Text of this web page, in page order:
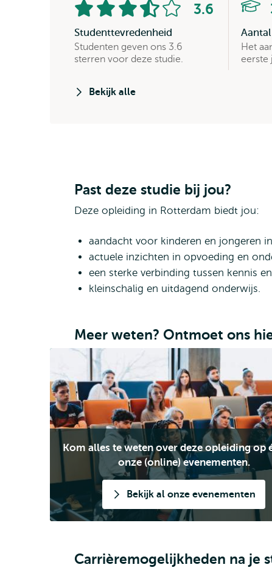
Aantal
sterren:
3.6
van
5
Studenttevredenheid
Studenten geven ons 3.6
sterren voor deze studie.
Het
eerste
Bekijk alle
Past deze studie bij jou?
Deze opleiding in Rotterdam biedt jou:
aandacht voor kinderen en jongeren
actuele inzichten in opvoeding en
een sterke verbinding tussen kennis
kleinschalig en uitdagend onderwijs.
Meer weten? Ontmoet ons
Kom alles te weten over deze opleiding op
onze (online) evenementen.
Bekijk al onze evenementen
Carrièremogelijkheden na je